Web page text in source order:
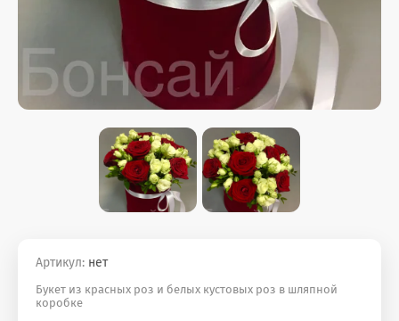
Артикул: нет
Букет из красных роз и белых кустовых роз в шляпной
коробке